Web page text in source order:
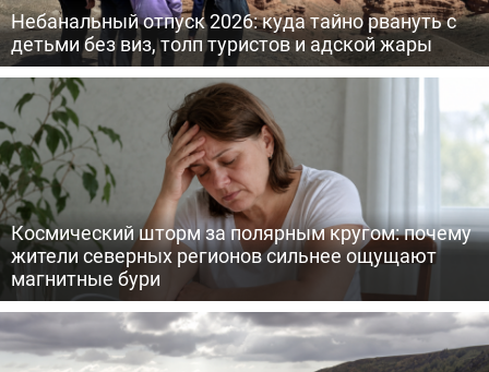
Небанальный отпуск 2026: куда тайно рвануть с
детьми без виз, толп туристов и адской жары
Космический шторм за полярным кругом: почему
жители северных регионов сильнее ощущают
магнитные бури